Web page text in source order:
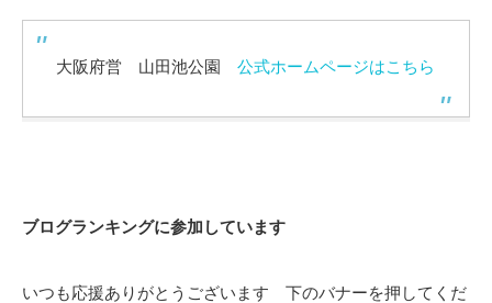
大阪府営 山田池公園 公式ホームページはこちら
ブログランキングに参加しています
いつも応援ありがとうございます 下のバナーを押してくだ